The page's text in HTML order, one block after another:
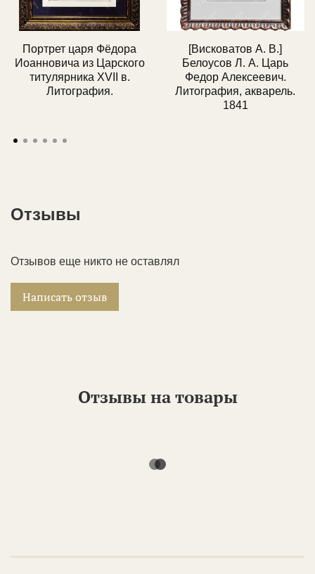
Портрет царя Фёдора
Иоанновича из Царского
титулярника XVII в.
Литография.
[Висковатов А. В.]
Белоусов Л. А. Царь
Федор Алексеевич.
Литография, акварель.
1841
Отзывы
Отзывов еще никто не оставлял
Написать отзыв
Отзывы на товары